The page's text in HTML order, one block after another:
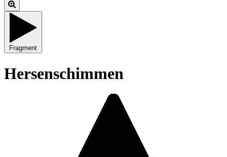
Fragment
Hersenschimmen